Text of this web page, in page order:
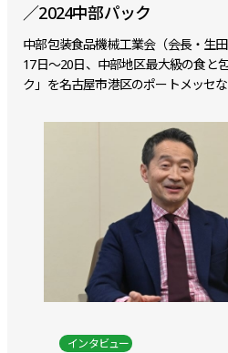
／2024中部パック
中部包装食品機械工業会（会長・生
17日～20日、中部地区最大級の食と
ク」を名古屋市港区のポートメッセ
インタビュー